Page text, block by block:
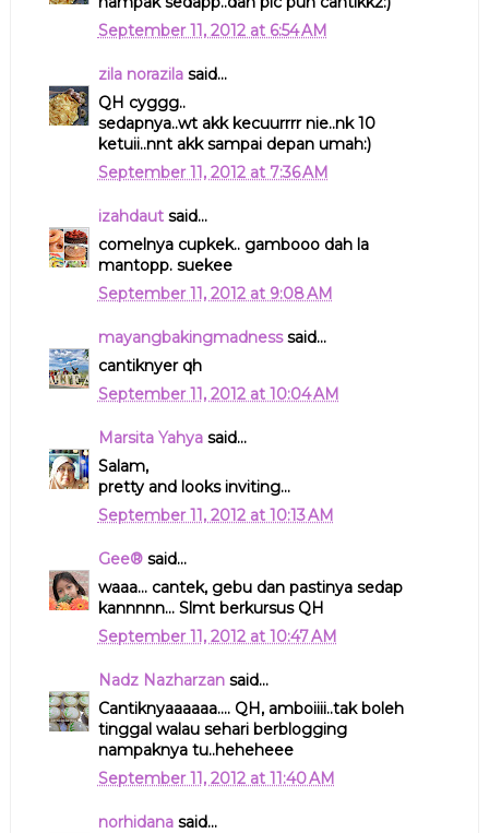
September 11, 2012 at 6:54 AM
zila norazilasaid...
QH cyggg..
sedapnya..wt akk kecuurrrr nie..nk 10
ketuii..nnt akk sampai depan umah:)
September 11, 2012 at 7:36 AM
izahdautsaid...
comelnya cupkek.. gambooo dah la
mantopp. suekee
September 11, 2012 at 9:08 AM
mayangbakingmadnesssaid...
cantiknyer qh
September 11, 2012 at 10:04 AM
Marsita Yahyasaid...
Salam,
pretty and looks inviting...
September 11, 2012 at 10:13 AM
Gee®said...
waaa... cantek, gebu dan pastinya sedap
kannnnn... Slmt berkursus QH
September 11, 2012 at 10:47 AM
Nadz Nazharzansaid...
Cantiknyaaaaaa.... QH, amboiiii..tak boleh
tinggal walau sehari berblogging
nampaknya tu..heheheee
September 11, 2012 at 11:40 AM
norhidanasaid...